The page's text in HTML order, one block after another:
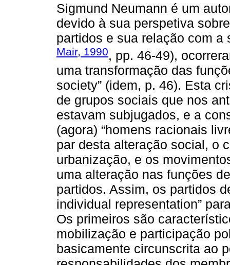
Sigmund Neumann é um
devido à sua perspetiva
partidos e sua relação com a
Mair, 1990, pp. 46-49),
uma transformação das
society” (idem, p. 46). Esta
de grupos sociais que nos
estavam subjugados, e a
(agora) “homens racionais
par desta alteração social, o
urbanização, e os
uma alteração nas funções
partidos. Assim, os partidos
individual representation”
Os primeiros são
mobilização e participação
basicamente circunscrita ao